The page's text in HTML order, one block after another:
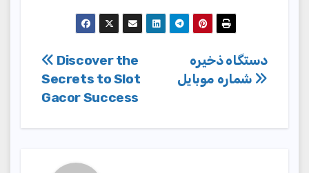
Post
navigation
دستگاه ذخیره
Discover the
Secrets to Slot
Gacor Success